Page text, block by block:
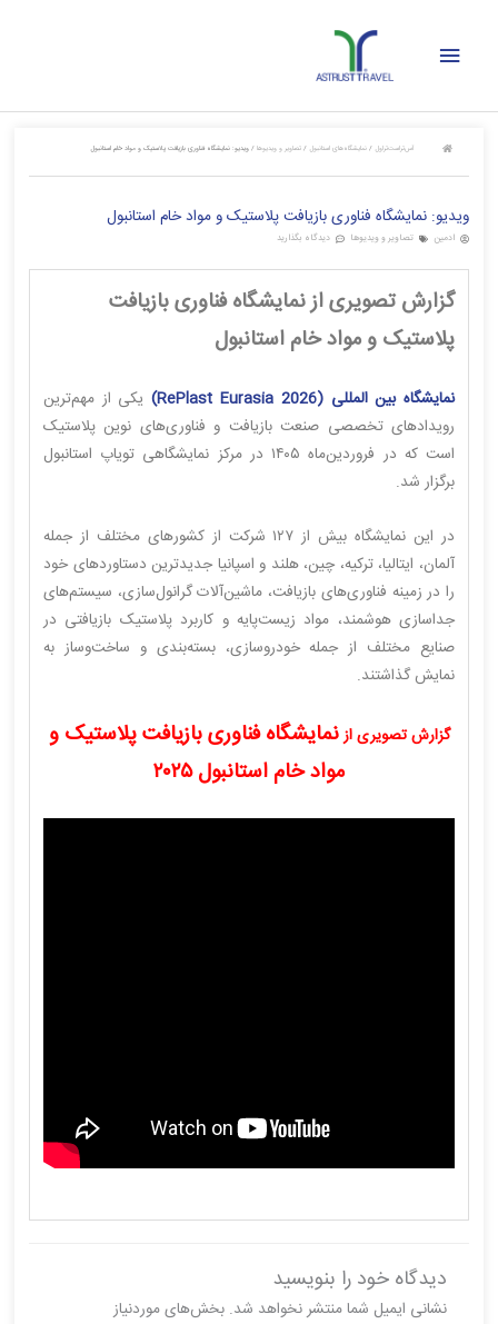
فهرست
آس‌تراست‌تراول / نمایشگاه‌های استانبول / تصاویر و ویدیوها/ ویدیو: نمایشگاه فناوری بازیافت پلاستیک و مواد خام استانبول
ویدیو: نمایشگاه فناوری بازیافت پلاستیک و مواد خام استانبول
ادمین تصاویر و ویدیوها دیدگاه بگذارید
گزارش تصویری از نمایشگاه فناوری بازیافت
پلاستیک و مواد خام استانبول
نمایشگاه بین المللی (RePlast Eurasia 2026)
یکی از مهم‌ترین
رویدادهای تخصصی صنعت بازیافت و فناوری‌های نوین پلاستیک
است که در فروردین‌ماه ۱۴۰۵ در مرکز نمایشگاهی تویاپ استانبول
برگزار شد.
در این نمایشگاه بیش از ۱۲۷ شرکت از کشورهای مختلف از جمله
آلمان، ایتالیا، ترکیه، چین، هلند و اسپانیا جدیدترین دستاوردهای خود
را در زمینه فناوری‌های بازیافت، ماشین‌آلات گرانول‌سازی، سیستم‌های
جداسازی هوشمند، مواد زیست‌پایه و کاربرد پلاستیک بازیافتی در
صنایع مختلف از جمله خودروسازی، بسته‌بندی و ساخت‌وساز به
نمایش گذاشتند.
گزارش تصویری ازنمایشگاه فناوری بازیافت پلاستیک و
مواد خام استانبول ۲۰۲۵
دیدگاه‌ خود را بنویسید
نشانی ایمیل شما منتشر نخواهد شد. بخش‌های موردنیاز